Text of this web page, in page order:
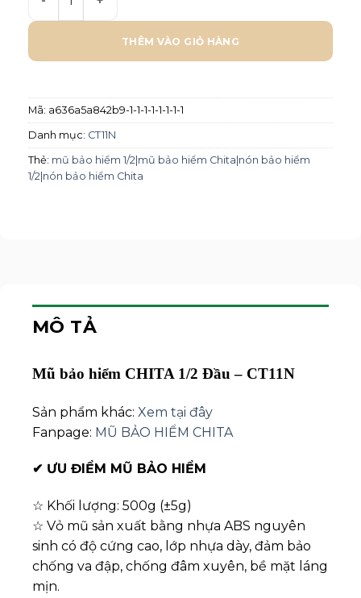
THÊM VÀO GIỎ HÀNG
Mã: a636a5a842b9-1-1-1-1-1-1-1-1
Danh mục: CT11N
Thẻ: mũ bảo hiểm 1/2|mũ bảo hiểm Chita|nón bảo hiểm
1/2|nón bảo hiểm Chita
MÔ TẢ
Mũ bảo hiểm CHITA 1/2 Đầu – CT11N
Sản phẩm khác: Xem tại đây
Fanpage: MŨ BẢO HIỂM CHITA
✔ ƯU ĐIỂM MŨ BẢO HIỂM
☆ Khối lượng: 500g (±5g)
☆ Vỏ mũ sản xuất bằng nhựa ABS nguyên
sinh có độ cứng cao, lớp nhựa dày, đảm bảo
chống va đập, chống đâm xuyên, bề mặt láng
mịn.